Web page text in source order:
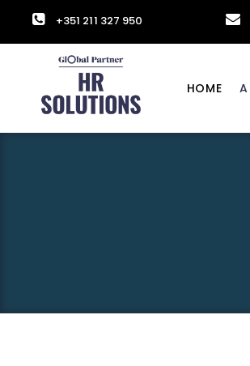
+351 211 327 950
HOME A